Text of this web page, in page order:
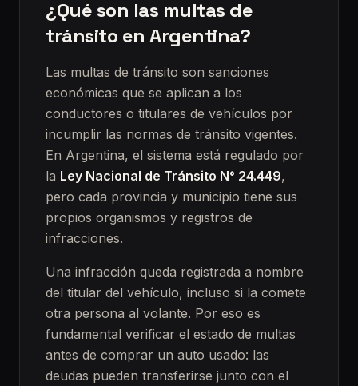
¿Qué son las multas de
tránsito en Argentina?
Las multas de tránsito son sanciones
económicas que se aplican a los
conductores o titulares de vehículos por
incumplir las normas de tránsito vigentes.
En Argentina, el sistema está regulado por
la Ley Nacional de Tránsito N° 24.449,
pero cada provincia y municipio tiene sus
propios organismos y registros de
infracciones.
Una infracción queda registrada a nombre
del titular del vehículo, incluso si la comete
otra persona al volante. Por eso es
fundamental verificar el estado de multas
antes de comprar un auto usado: las
deudas pueden transferirse junto con el